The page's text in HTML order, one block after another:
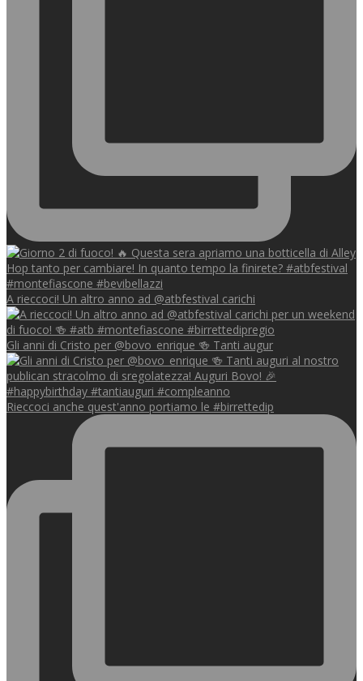
A rieccoci! Un altro anno ad @atbfestival carichi
Gli anni di Cristo per @bovo_enrique 🍻 Tanti augur
Rieccoci anche quest'anno portiamo le #birrettedip